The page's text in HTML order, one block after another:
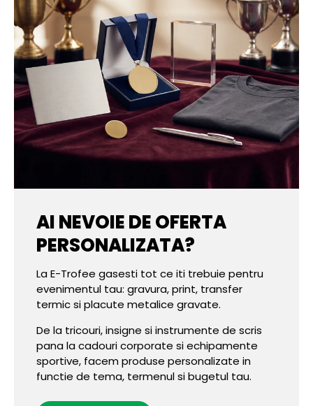
AI NEVOIE DE OFERTA
PERSONALIZATA?
La E-Trofee gasesti tot ce iti trebuie pentru
evenimentul tau: gravura, print, transfer
termic si placute metalice gravate.
De la tricouri, insigne si instrumente de scris
pana la cadouri corporate si echipamente
sportive, facem produse personalizate in
functie de tema, termenul si bugetul tau.